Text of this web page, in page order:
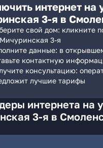
интернет на
3-я в
свой дом: кликните
3-я
данные: в
контактную
консультацию:
лучшие тарифы
интернета на
3-я в